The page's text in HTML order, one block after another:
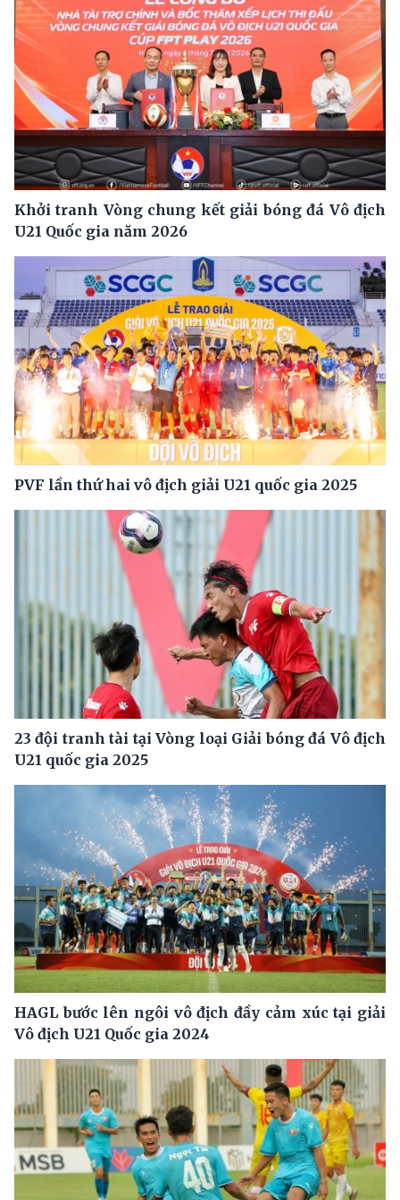
Khởi tranh Vòng chung kết giải bóng đá Vô địch
U21 Quốc gia năm 2026
PVF lần thứ hai vô địch giải U21 quốc gia 2025
23 đội tranh tài tại Vòng loại Giải bóng đá Vô địch
U21 quốc gia 2025
HAGL bước lên ngôi vô địch đầy cảm xúc tại giải
Vô địch U21 Quốc gia 2024